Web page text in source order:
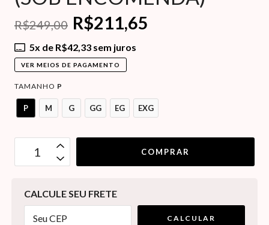
R$249,00 R$211,65
5x de R$42,33 sem juros
VER MEIOS DE PAGAMENTO
TAMANHO P
P M G GG EG EXG
OPÇÕES DE FRETE
CALCULE SEU FRETE
CALCULAR